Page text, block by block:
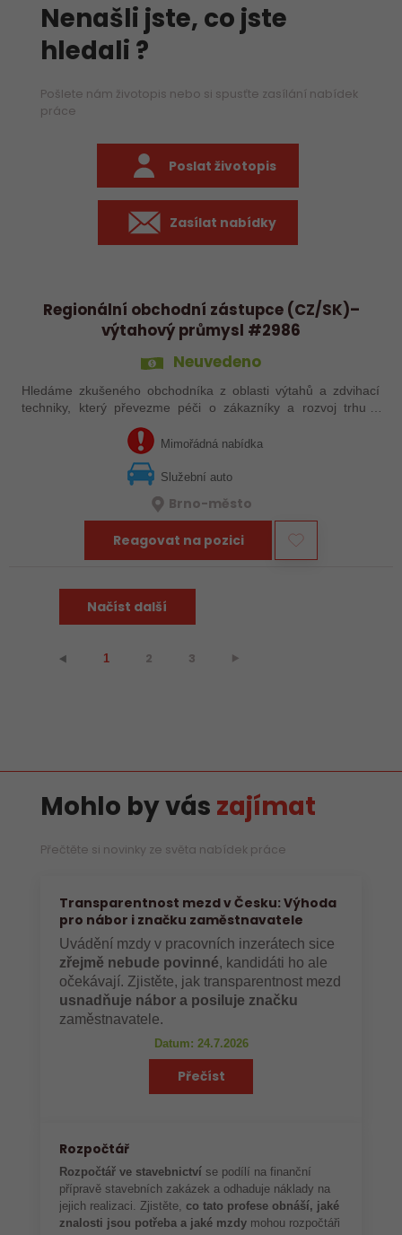
Nenašli jste, co jste
hledali ?
Pošlete nám životopis nebo si spusťte zasílání nabídek
práce
Poslat životopis
Zasílat nabídky
Regionální obchodní zástupce (CZ/SK)–
výtahový průmysl #2986
Neuvedeno
Hledáme zkušeného obchodníka z oblasti výtahů a zdvihací
techniky, který převezme péči o zákazníky a rozvoj trhu v
Česku a na Slovensku.
Mimořádná nabídka
Služební auto
Brno-město
Reagovat na pozici
Načíst další
⯇ 1 2 3 ⯈
Mohlo by vás zajímat
Přečtěte si novinky ze světa nabídek práce
Transparentnost mezd v Česku: Výhoda
pro nábor i značku zaměstnavatele
Uvádění mzdy v pracovních inzerátech sice
zřejmě nebude povinné, kandidáti ho ale
očekávají. Zjistěte, jak transparentnost mezd
usnadňuje nábor a posiluje značku
zaměstnavatele.
Datum: 24.7.2026
Přečíst
Rozpočtář
Rozpočtář ve stavebnictví se podílí na finanční
přípravě stavebních zakázek a odhaduje náklady na
jejich realizaci. Zjistěte,co tato profese obnáší, jaké
znalosti jsou potřeba a jaké mzdy mohou rozpočtáři